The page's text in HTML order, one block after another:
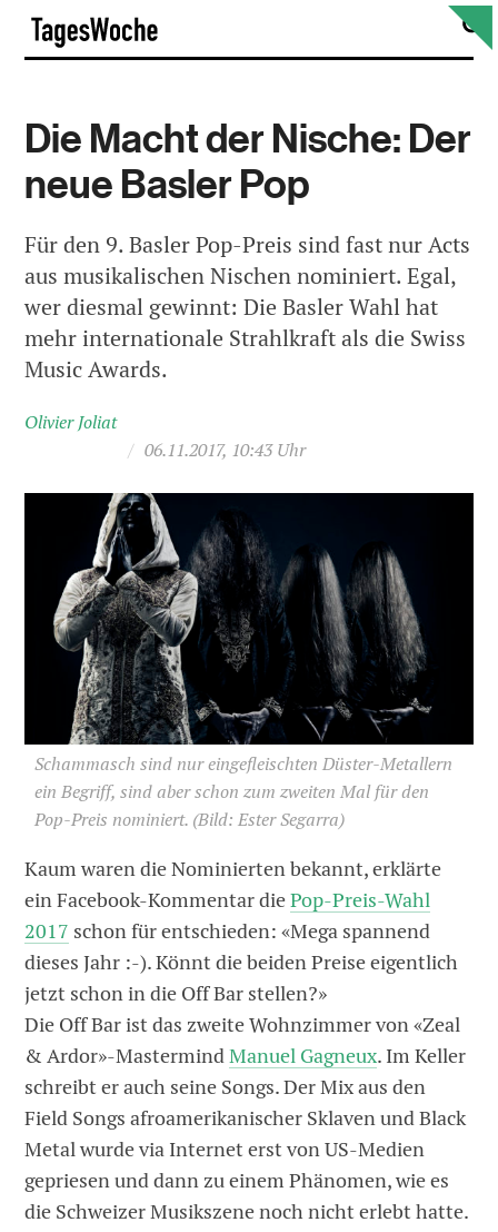
Skip
content
Die Macht der Nische: Der
neue Basler Pop
Für den 9. Basler Pop-Preis sind fast nur Acts
aus musikalischen Nischen nominiert. Egal,
wer diesmal gewinnt: Die Basler Wahl hat
mehr internationale Strahlkraft als die Swiss
Music Awards.
Olivier Joliat
/ 06.11.2017, 10:43 Uhr
Schammasch sind nur eingefleischten Düster-Metallern
ein Begriff, sind aber schon zum zweiten Mal für den
Pop-Preis nominiert. (Bild: Ester Segarra)
Kaum waren die Nominierten bekannt, erklärte
ein Facebook-Kommentar diePop-Preis-Wahl
2017 schon für entschieden: «Mega spannend
dieses Jahr :-). Könnt die beiden Preise eigentlich
jetzt schon in die Off Bar stellen?»
Die Off Bar ist das zweite Wohnzimmer von «Zeal
& Ardor»-MastermindManuel Gagneux. Im Keller
schreibt er auch seine Songs. Der Mix aus den
Field Songs afroamerikanischer Sklaven und Black
Metal wurde via Internet erst von US-Medien
gepriesen und dann zu einem Phänomen, wie es
die Schweizer Musikszene noch nicht erlebt hatte.